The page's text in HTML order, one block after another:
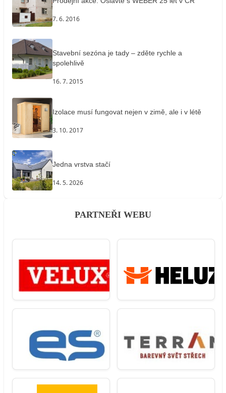
7. 6. 2016
Stavební sezóna je tady – zděte rychle a
spolehlivě
16. 7. 2015
Izolace musí fungovat nejen v zimě, ale i v létě
3. 10. 2017
Jedna vrstva stačí
14. 5. 2026
PARTNEŘI WEBU